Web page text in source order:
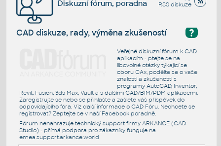
RSS diskuze
Diskuzní fórum, poradna
?
CAD diskuze, rady, výměna zkušeností
Veřejné diskuzní fórum k CAD
aplikacím - ptejte se na
libovolné otázky týkající se
oboru CAx, podělte se o vaše
znalosti a zkušenosti s
programy AutoCAD, Inventor,
Revit, Fusion, 3ds Max, Vault a s dalšími CAD/BIM/PDM aplikacemi.
Zaregistrujte se nebo se přihlašte a zašlete váš příspěvek do
odpovídajícího fóra. Viz další informace o CAD Fóru. Nechcete se
registrovat? Zeptejte se v naší Facebook poradně.
Fórum nenahrazuje technický support firmy ARKANCE (CAD
Studio) - přímá podpora pro zákazníky funguje na
emea.support.arkance.world